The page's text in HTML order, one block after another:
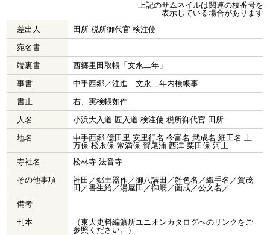
上記のサムネイルは関連の枝番号を
表示している場合があります
差出人
田所 税所御代官 検注使
宛名書
端裏書
西郷里田取帳「文永二年」
事書
中手西郷／注進 文永二年内検帳事
書止
右、実検帳如件
人名
小浜大入道 匠入道 検注使 税所御代官 田所
地名
中手西郷 億田里 安里行名 今富名 武成名 細工名 上
万保 松永保 常満保 賀尾浦 西津 栗田保 河上
寺社名
松林寺 法音寺
その他事項
神田／郷土器作／御八講田／雑色名／織手名／賀茂
田／書生給／湯屋田／御厩／薗成／公文名／
備考
刊本
（東大史料編纂所ユニオンカタログへのリンクをご
参照ください。）